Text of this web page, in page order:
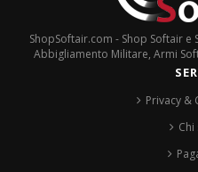
ShopSoftair.com - Shop Softair
Abbigliamento Militare, Armi
Privacy &